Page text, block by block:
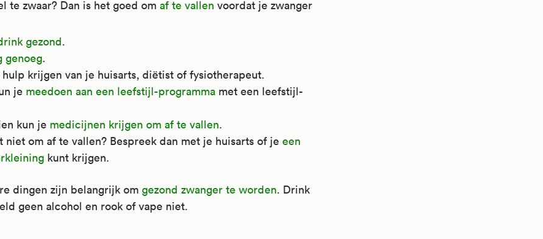
te zwaar? Dan is het goed om af te vallen voordat je zwanger
gezond.
genoeg.
krijgen van je huisarts, diëtist of fysiotherapeut.
je meedoen aan een leefstijl-programma met een leefstijl-
kun je medicijnen krijgen om af te vallen.
niet om af te vallen? Bespreek dan met je huisarts of je een
kunt krijgen.
dingen zijn belangrijk om gezond zwanger te worden. Drink
geen alcohol en rook of vape niet.